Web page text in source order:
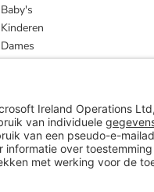
Baby's
Kinderen
Dames
Heren